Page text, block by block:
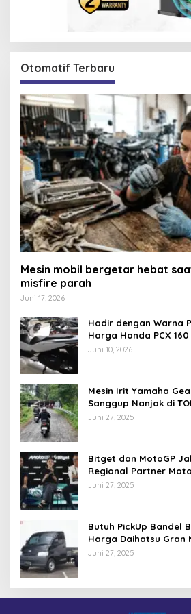
Otomatif Terbaru
Mesin mobil bergetar hebat
misfire parah
Juni 17, 2026
Hadir dengan Warna
Harga Honda PCX 160
Juni 10, 2026
Mesin Irit Yamaha
Sanggup Nanjak di
Krakalan?
Juni 27, 2025
Bitget dan MotoGP
Regional Partner
Juni 27, 2025
Butuh PickUp Bandel
Harga Daihatsu Gran
Juni 27, 2025